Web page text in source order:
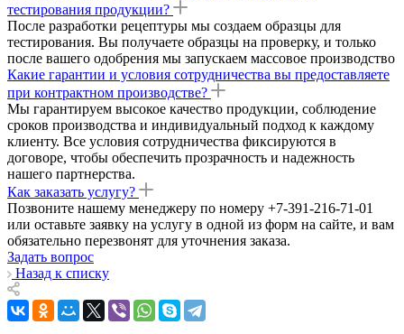
тестирования продукции?
После разработки рецептуры мы создаем образцы для
тестирования. Вы получаете образцы на проверку, и только
после вашего одобрения мы запускаем массовое производство
Какие гарантии и условия сотрудничества вы предоставляете
при контрактном производстве?
Мы гарантируем высокое качество продукции, соблюдение
сроков производства и индивидуальный подход к каждому
клиенту. Все условия сотрудничества фиксируются в
договоре, чтобы обеспечить прозрачность и надежность
нашего партнерства.
Как заказать услугу?
Позвоните нашему менеджеру по номеру +7-391-216-71-01
или оставьте заявку на услугу в одной из форм на сайте, и вам
обязательно перезвонят для уточнения заказа.
Задать вопрос
Назад к списку